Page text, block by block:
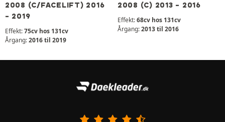
2008 (C/FACELIFT) 2016
- 2019
Effekt:75cv hos 131cv
Årgang:2016 til 2019
2008 (C) 2013 - 2016
Effekt:68cv hos 131cv
Årgang:2013 til 2016